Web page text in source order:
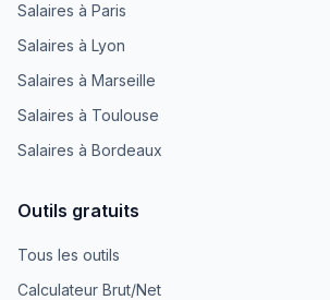
Salaires à Paris
Salaires à Lyon
Salaires à Marseille
Salaires à Toulouse
Salaires à Bordeaux
Outils gratuits
Tous les outils
Calculateur Brut/Net